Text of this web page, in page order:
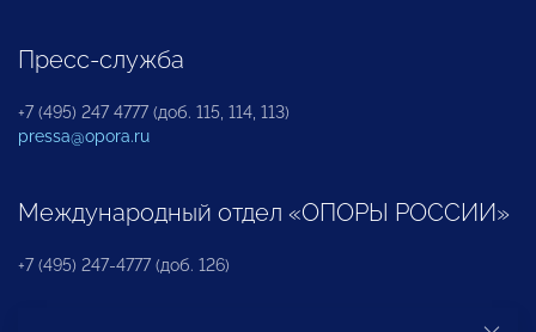
Пресс-служба
+7 (495) 247 4777 (доб. 115, 114, 113)
pressa@opora.ru
Международный отдел «ОПОРЫ РОССИИ»
+7 (495) 247-4777 (доб. 126)